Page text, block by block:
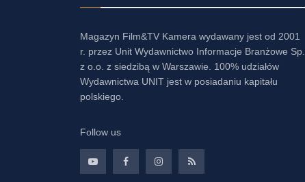
Magazyn Film&TV Kamera wydawany jest od 2001
r. przez Unit Wydawnictwo Informacje Branżowe Sp.
z o.o. z siedzibą w Warszawie. 100% udziałów
Wydawnictwa UNIT jest w posiadaniu kapitału
polskiego.
Follow us